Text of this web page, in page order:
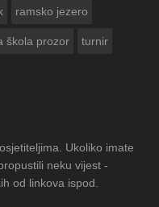
ramsko jezero
škola prozor turnir
Ukoliko imate
neku vijest -
od linkova ispod.